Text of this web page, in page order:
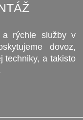
a rýchle služby v
dovoz,
techniky, a takisto